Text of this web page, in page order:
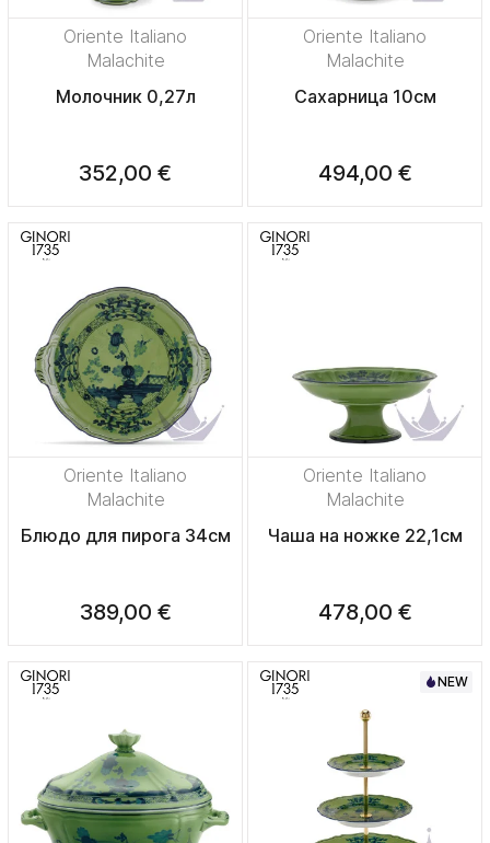
Oriente Italiano
Malachite
Молочник 0,27л
352,00 €
Oriente Italiano
Malachite
Сахарница 10см
494,00 €
Oriente Italiano
Malachite
Блюдо для пирога 34см
389,00 €
Oriente Italiano
Malachite
Чаша на ножке 22,1см
478,00 €
NEW